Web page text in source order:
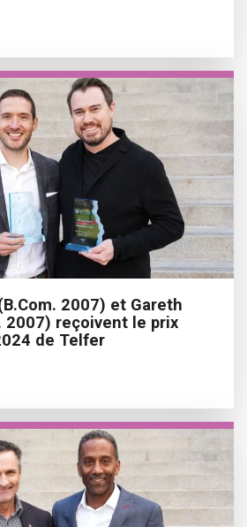
2007) et Gareth
2007) reçoivent le prix
de Telfer